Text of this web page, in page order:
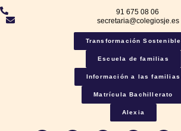
91 675 08 06
secretaria@colegiosje.es
Transformación Sostenible
Escuela de familias
Información a las familias
Matrícula Bachillerato
Alexia